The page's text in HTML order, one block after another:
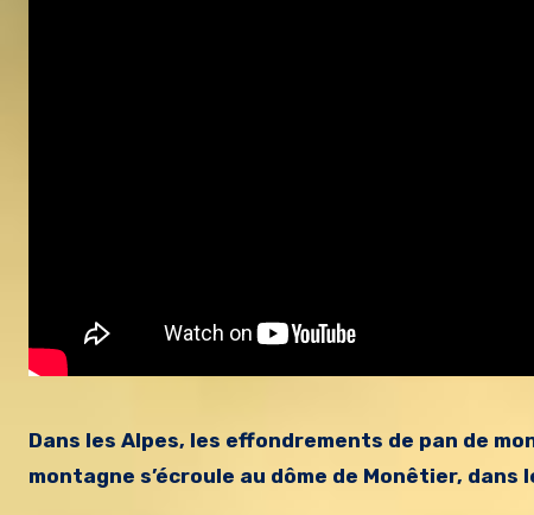
Dans les Alpes, les effondrements de pan de
montagne s’écroule au dôme de Monêtier, dans